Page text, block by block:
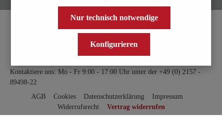
Kontaktiere uns: Mo - Fr 9:00 - 17:00 Uhr unter der +49 (0) 2157 -
89498-22
AGB
Cookies Datenschutzerklärung
Impressum
Widerrufsrecht
Vertrag widerrufen
Nur technisch notwendige
Konfigurieren